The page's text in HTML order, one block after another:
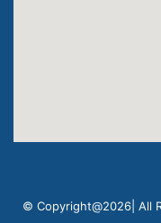
© Copyright@2026| All